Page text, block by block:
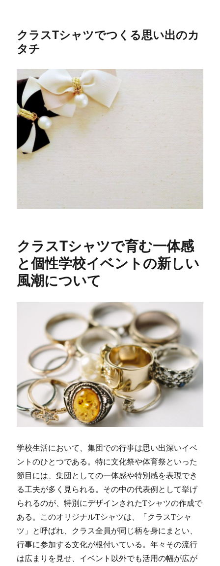
クラスTシャツでつくる思い出のカ
タチ
クラスTシャツで育む一体感
と個性学校イベントの新しい
風潮について
学校生活において、集団での行事は思い出深いイベ
ントのひとつである。特に文化祭や体育祭といった
節目には、集団としての一体感や特別感を表現でき
る工夫が多く見られる。その中の代表例として挙げ
られるのが、特別にデザインされたTシャツの作成で
ある。このオリジナルTシャツは、「クラスTシャ
ツ」と呼ばれ、クラス全員が同じ柄を身にまとい、
行事に参加する文化が根付いている。年々その流行
は広まりを見せ、イベント以外でも活用の幅が広が